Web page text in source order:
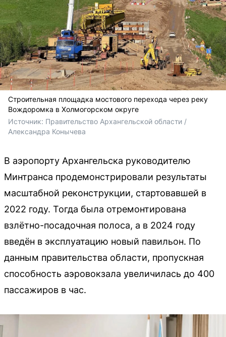
Строительная площадка мостового перехода через реку
Вождоромка в Холмогорском округе
Источник: Правительство Архангельской области /
Александра Конычева
В аэропорту Архангельска руководителю
Минтранса продемонстрировали результаты
масштабной реконструкции, стартовавшей в
2022 году. Тогда была отремонтирована
взлётно-посадочная полоса, а в 2024 году
введён в эксплуатацию новый павильон. По
данным правительства области, пропускная
способность аэровокзала увеличилась до 400
пассажиров в час.